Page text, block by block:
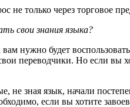
только через торговое
свои знания языка?
нужно будет
переводчики. Но если вы
зная язык, начали
если вы хотите